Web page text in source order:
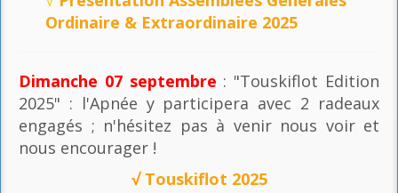
Ordinaire & Extraordinaire 2025
Dimanche 07 septembre : "Touskiflot Edition
2025" : l'Apnée y participera avec 2 radeaux
engagés ; n'hésitez pas à venir nous voir et
nous encourager !
√ Touskiflot 2025